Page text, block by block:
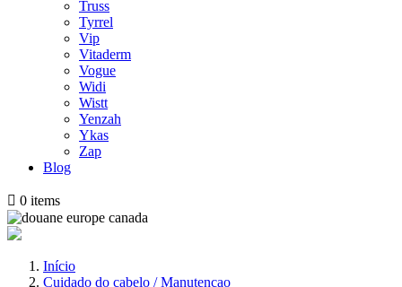
Truss
Tyrrel
Vip
Vitaderm
Vogue
Widi
Wistt
Yenzah
Ykas
Zap
Blog
 0 items
Início
Cuidado do cabelo / Manutencao